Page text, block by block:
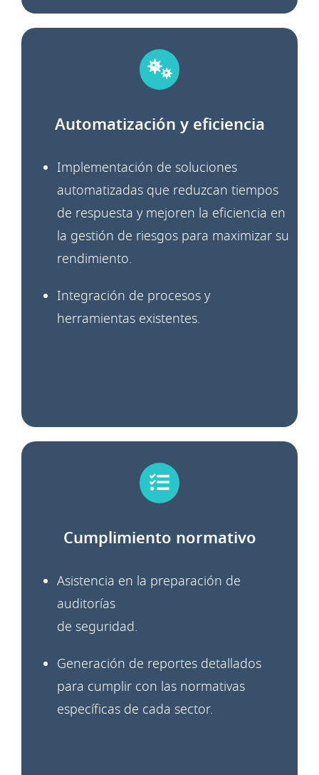
Automatización y eficiencia
Implementación de soluciones
automatizadas que reduzcan tiempos
de respuesta y mejoren la eficiencia en
la gestión de riesgos para maximizar su
rendimiento.
Integración de procesos y
herramientas existentes.
Cumplimiento normativo
Asistencia en la preparación de
auditorías
de seguridad.
Generación de reportes detallados
para cumplir con las normativas
específicas de cada sector.